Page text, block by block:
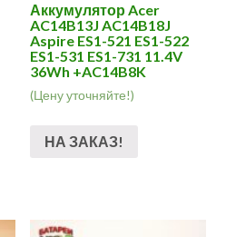
Аккумулятор Acer
AC14B13J AC14B18J
Aspire ES1-521 ES1-522
ES1-531 ES1-731 11.4V
36Wh +AC14B8K
(Цену уточняйте!)
НА ЗАКАЗ!